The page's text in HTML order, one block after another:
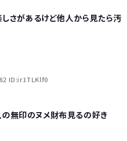
さがあるけど他人から見たら汚
ID:ir1TLKlf0
無印のヌメ財布見るの好き